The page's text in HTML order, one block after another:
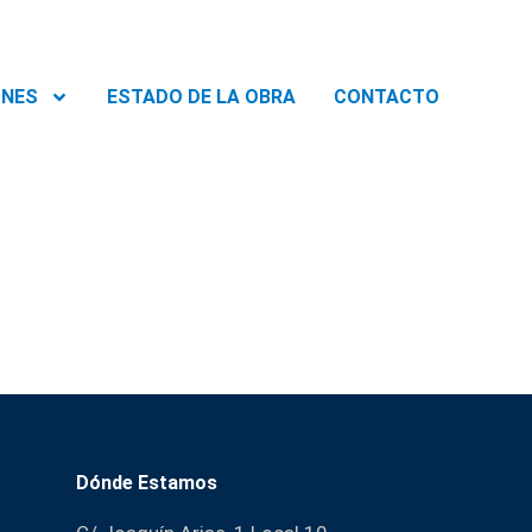
ESTADO DE LA OBRA CONTACTO
Dónde Estamos